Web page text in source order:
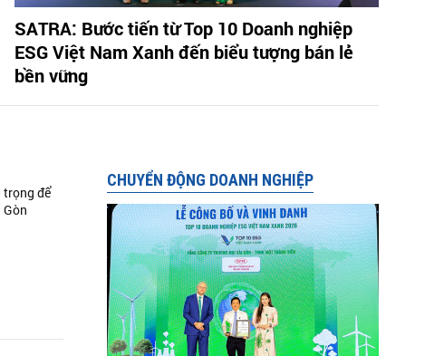
SATRA: Bước tiến từ Top 10 Doanh nghiệp
ESG Việt Nam Xanh đến biểu tượng bán lẻ
bền vững
trọng để
CHUYỂN ĐỘNG DOANH NGHIỆP